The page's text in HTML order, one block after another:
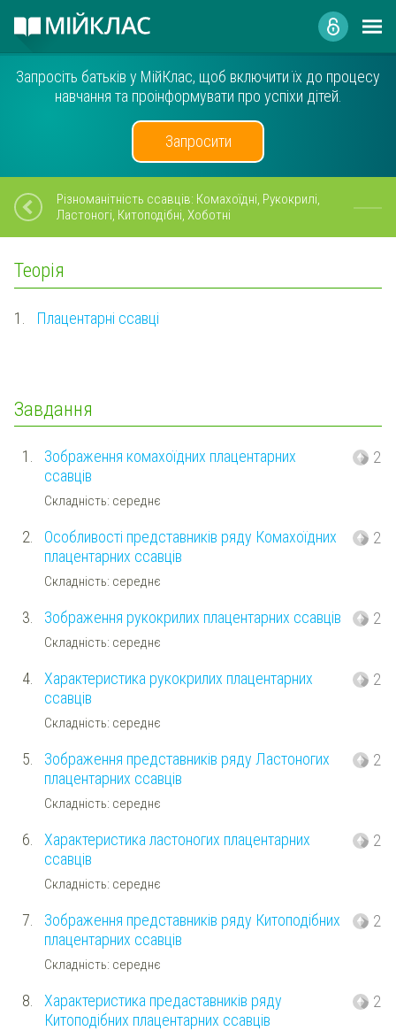
Запросіть батьків у МійКлас, щоб включити їх до процесу
навчання та проінформувати про успіхи дітей.
Запросити
Різноманітність ссавців: Комахоїдні, Рукокрилі,
Ластоногі, Китоподібні, Хоботні
Теорія
1. Плацентарні ссавці
Завдання
1.
Зображення комахоїдних плацентарних
ссавців
Складність: середнє
2
2.
Особливості представників ряду Комахоїдних
плацентарних ссавців
Складність: середнє
2
3. Зображення рукокрилих плацентарних ссавців
Складність: середнє
2
4.
Характеристика рукокрилих плацентарних
ссавців
Складність: середнє
2
5.
Зображення представників ряду Ластоногих
плацентарних ссавців
Складність: середнє
2
6.
Характеристика ластоногих плацентарних
ссавців
Складність: середнє
2
7.
Зображення представників ряду Китоподібних
плацентарних ссавців
Складність: середнє
2
8.
Характеристика предаставників ряду
Китоподібних плацентарних ссавців
2